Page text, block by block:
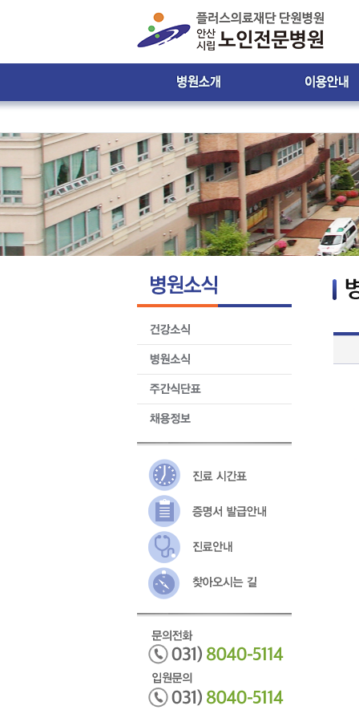
비젼 & 미션
병원 둘러보기
윤리강령
찾아오시는 길
진료시간표
입ㆍ퇴원 안내
입원생활 안내
원내 배치도 안내
원내 전화번호 안
제증명서발급안내